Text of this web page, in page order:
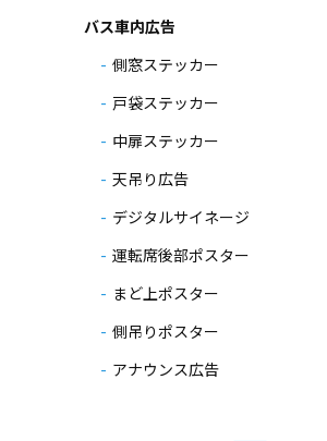
バス車内広告
側窓ステッカー
戸袋ステッカー
中扉ステッカー
天吊り広告
デジタルサイネージ
運転席後部ポスター
まど上ポスター
側吊りポスター
アナウンス広告